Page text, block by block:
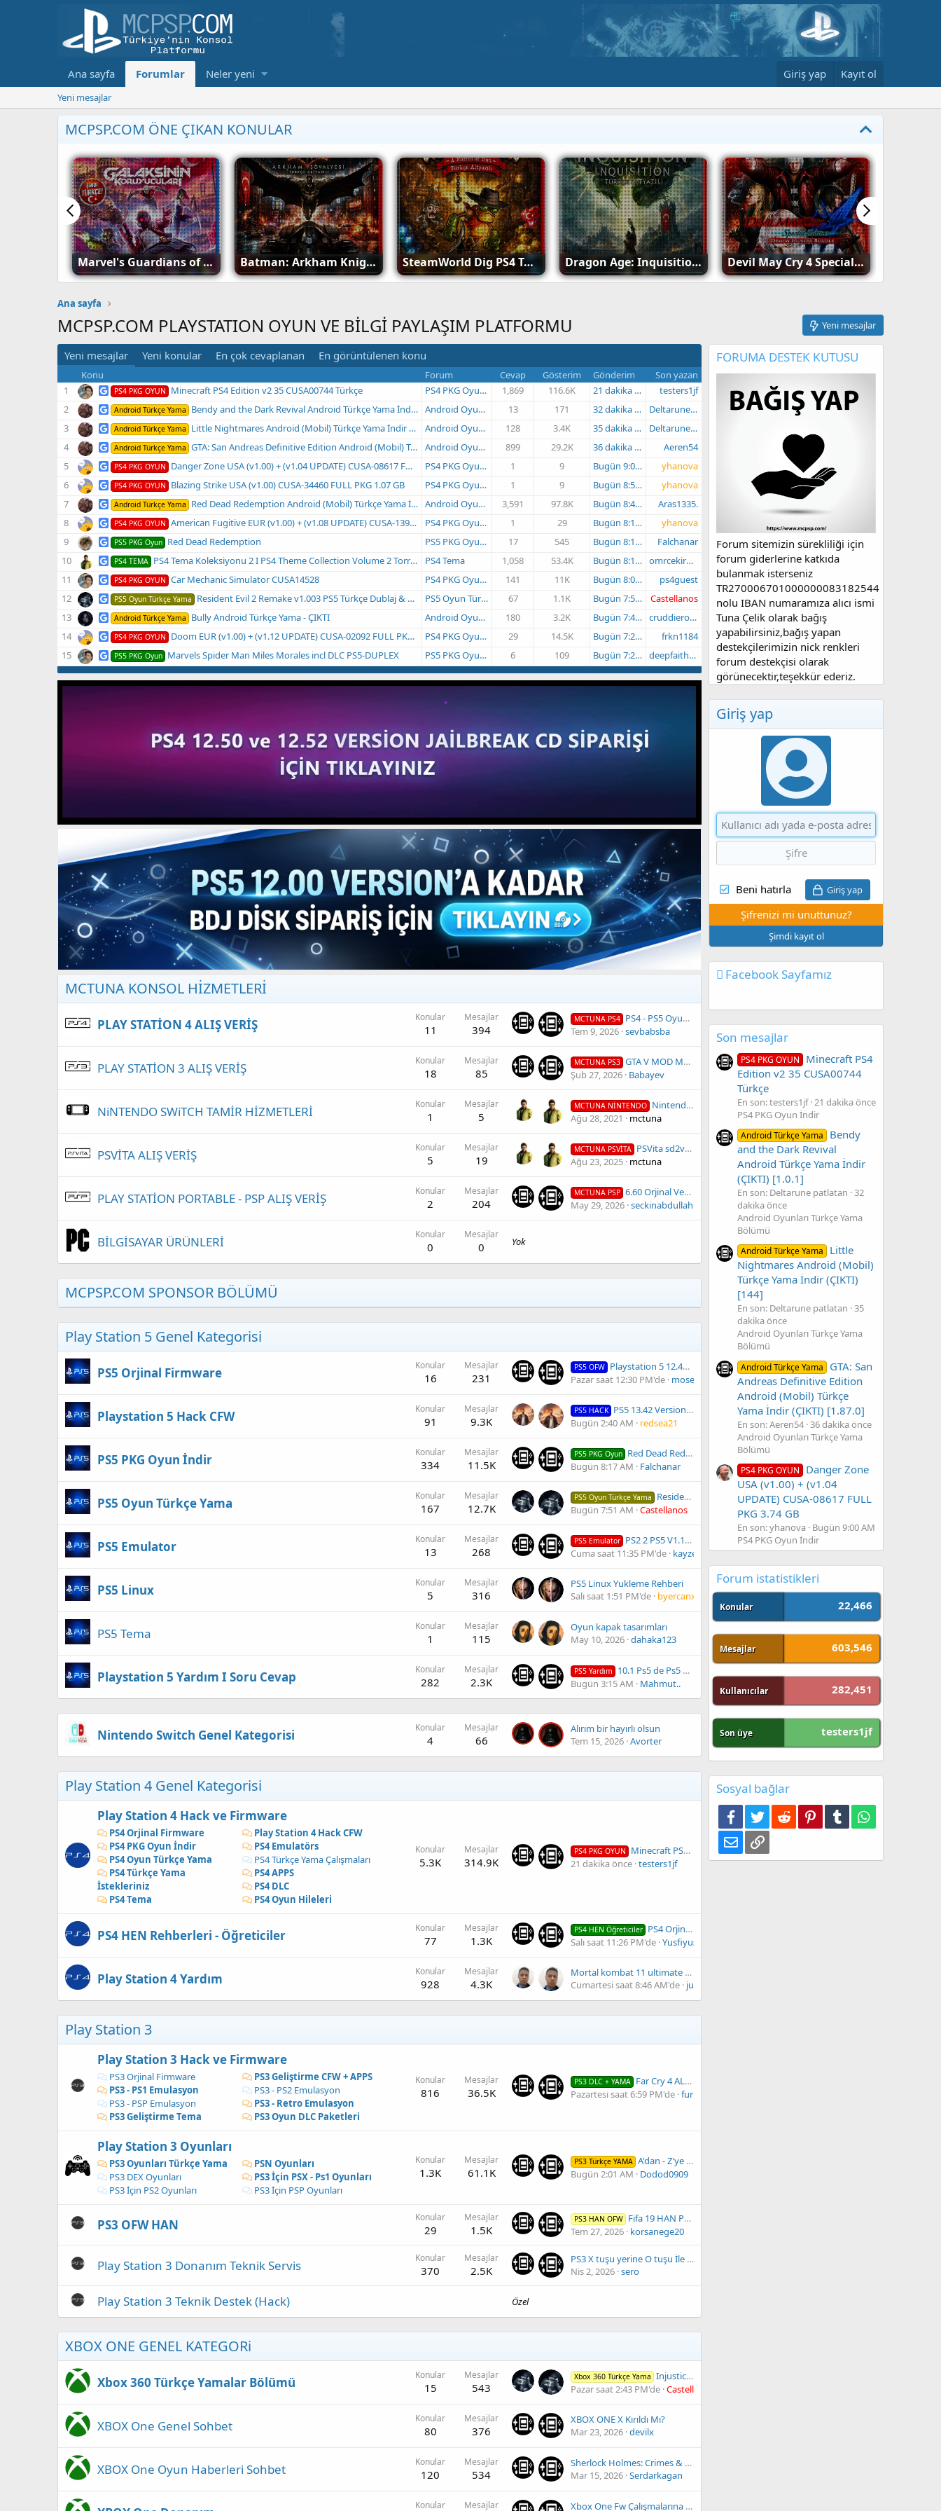
Ana sayfa Forumlar Neler yeni Giriş yap Kayıt ol
Yeni mesajlar
MCPSP.COM ÖNE ÇIKAN KONULAR
Dragon Age: Inquisition PS4 Türkçe Yama İndir (ÇIKTI) Devil May Cry 4 Special Edition PS5 & PS4 Türkçe Yama İndir (ÇIKTI) PS4 11.02 Jailbreak Webkit Çıktı GTA 5 PS5 Türkçe Yama İndir (ÇIKTI) (Hazırlanıyor) TAPE: Unveil the Memories PS5 Türkçe Yama İndir (ÇIKTI)
Ana sayfa
MCPSP.COM PLAYSTATION OYUN VE BİLGİ PAYLAŞIM PLATFORMU Yeni mesajlar
Yeni mesajlar Yeni konular En çok cevaplanan En görüntülenen konu
Konu Forum Cevap Gösterim Gönderim Son yazan
PS4 PKG OYUN Minecraft PS4 Edition v2 35 CUSA00744 Türkçe PS4 PKG Oyun İndir 1,869 116.6K 21 dakika önce testers1jf
Android Türkçe Yama Bendy and the Dark Revival Android Türkçe Yama İndir (ÇIKTI) [1.0.1] Android Oyunları Türkçe Yama Bölümü 13 171 32 dakika önce Deltarune patlatan
Android Türkçe Yama Little Nightmares Android (Mobil) Türkçe Yama İndir (ÇIKTI) [144] Android Oyunları Türkçe Yama Bölümü 128 3.4K 35 dakika önce Deltarune patlatan
Android Türkçe Yama GTA: San Andreas Definitive Edition Android (Mobil) Türkçe Yama İndir (ÇIKTI) [1.87.0] Android Oyunları Türkçe Yama Bölümü 899 29.2K 36 dakika önce Aeren54
PS4 PKG OYUN Danger Zone USA (v1.00) + (v1.04 UPDATE) CUSA-08617 FULL PKG 3.74 GB PS4 PKG Oyun İndir 1 9 Bugün 9:00 AM yhanova
PS4 PKG OYUN Blazing Strike USA (v1.00) CUSA-34460 FULL PKG 1.07 GB PS4 PKG Oyun İndir 1 9 Bugün 8:59 AM yhanova
Android Türkçe Yama Red Dead Redemption Android (Mobil) Türkçe Yama İndir (ÇIKTI) V2 [1.53.61003005] - 2026 ÖZEL Android Oyunları Türkçe Yama Bölümü 3,591 97.8K Bugün 8:43 AM Aras1335.
PS4 PKG OYUN American Fugitive EUR (v1.00) + (v1.08 UPDATE) CUSA-13958 FULL PKG 2.05 GB PS4 PKG Oyun İndir 1 29 Bugün 8:17 AM yhanova
PS5 PKG Oyun Red Dead Redemption PS5 PKG Oyun İndir 17 545 Bugün 8:17 AM Falchanar
PS4 TEMA PS4 Tema Koleksiyonu 2 I PS4 Theme Collection Volume 2 Torrent 4.61gb PS4 Tema 1,058 53.4K Bugün 8:10 AM omrcekirdekci
PS4 PKG OYUN Car Mechanic Simulator CUSA14528 PS4 PKG Oyun İndir 141 11K Bugün 8:05 AM ps4guest
PS5 Oyun Türkçe Yama Resident Evil 2 Remake v1.003 PS5 Türkçe Dublaj & Türkçe Yama İndir (ÇIKTI) PS5 Oyun Türkçe Yama 67 1.1K Bugün 7:51 AM Castellanos
Android Türkçe Yama Bully Android Türkçe Yama - ÇIKTI Android Oyunları Türkçe Yama Bölümü 180 3.2K Bugün 7:49 AM cruddierosprey
PS4 PKG OYUN Doom EUR (v1.00) + (v1.12 UPDATE) CUSA-02092 FULL PKG 73.6 GB PS4 PKG Oyun İndir 29 14.5K Bugün 7:27 AM frkn1184
PS5 PKG Oyun Marvels Spider Man Miles Morales incl DLC PS5-DUPLEX PS5 PKG Oyun İndir 6 109 Bugün 7:20 AM deepfaith012
MCTUNA KONSOL HİZMETLERİ
PLAY STATİON 4 ALIŞ VERİŞ Konular
11
Mesajlar
394
MCTUNA PS4 PS4 - PS5 Oyun Hard Disk Dolumu
Tem 9, 2026 sevbabsba
PLAY STATİON 3 ALIŞ VERİŞ Konular
18
Mesajlar
85
MCTUNA PS3 GTA V MOD MENÜ Bütün PS3 KONSOLLARI İÇİN
Şub 27, 2026 Babayev
NiNTENDO SWiTCH TAMİR HİZMETLERİ Konular
1
Mesajlar
5
MCTUNA NİNTENDO Nintendo Switch Brick Tamiri Yapıyoruz
Ağu 28, 2021
mctuna
PSVİTA ALIŞ VERİŞ Konular
5
Mesajlar
19
MCTUNA PSVİTA PSVita sd2vita Kart Satışımız Başladı
Ağu 23, 2025 mctuna
PLAY STATİON PORTABLE - PSP ALIŞ VERİŞ Konular
2
Mesajlar
204
MCTUNA PSP 6.60 Orjinal Versionlara ve Kırılmayan Bütün PSP Modelleri İçin Emulatör Oyunları 5564 Adet Oyun 50 TL
May 29, 2026 seckinabdullah
BİLGİSAYAR ÜRÜNLERİ Konular
0
Mesajlar
0 Yok
MCPSP.COM SPONSOR BÖLÜMÜ
Play Station 5 Genel Kategorisi
PS5 Orjinal Firmware Konular
16
Mesajlar
231
PS5 OFW Playstation 5 12.40 Firmware Yayımlandı
Pazar saat 12:30 PM'de mose
Playstation 5 Hack CFW Konular
91
Mesajlar
9.3K
PS5 HACK PS5 13.42 Version Kırıldı
Bugün 2:40 AM
redsea21
PS5 PKG Oyun İndir Konular
334
Mesajlar
11.5K
PS5 PKG Oyun Red Dead Redemption
Bugün 8:17 AM
Falchanar
PS5 Oyun Türkçe Yama Konular
167
Mesajlar
12.7K
PS5 Oyun Türkçe Yama
Resident Evil 2 Remake v1.003 PS5 Türkçe Dublaj & Türkçe Yama İndir (ÇIKTI)
Bugün 7:51 AM Castellanos
PS5 Emulator Konular
13
Mesajlar
268
PS5 Emulator PS2 2 PS5 V1.1 PS2 Oyunlarınızı PS5 İçin Convert Edin
Cuma saat 11:35 PM'de kayzer_sozee
PS5 Linux Konular
5
Mesajlar
316
PS5 Linux Yukleme Rehberi
Salı saat 1:51 PM'de byercanx
PS5 Tema Konular
1
Mesajlar
115
Oyun kapak tasarımları
May 10, 2026 dahaka123
Playstation 5 Yardım I Soru Cevap Konular
282
Mesajlar
2.3K
PS5 Yardım
10.1 Ps5 de Ps5 oyunlarını bir türlü oynayamamak
Bugün 3:15 AM
Mahmut..
Nintendo Switch Genel Kategorisi Konular
4
Mesajlar
66
Alırım bir hayırlı olsun
Tem 15, 2026 Avorter
Play Station 4 Genel Kategorisi
Play Station 4 Hack ve Firmware
PS4 Orjinal Firmware
Play Station 4 Hack CFW
PS4 PKG Oyun İndir
PS4 Emulatörs
PS4 Oyun Türkçe Yama
PS4 Türkçe Yama Çalışmaları
PS4 Türkçe Yama
İstekleriniz
PS4 APPS
PS4 DLC
PS4 Tema
PS4 Oyun Hileleri
Konular
5.3K
Mesajlar
314.9K
PS4 PKG OYUN
Minecraft PS4 Edition v2 35 CUSA00744 Türkçe
21 dakika önce testers1jf
PS4 HEN Rehberleri - Öğreticiler Konular
77
Mesajlar
1.3K
PS4 HEN Öğreticiler PS4 Orjinal Oyundan PKG Oluşturma
Salı saat 11:26 PM'de Yusfiyusfiyusfi
Play Station 4 Yardım Konular
928
Mesajlar
4.3K
Mortal kombat 11 ultimate CUSA11395
Cumartesi saat 8:46 AM'de julio cesar
Play Station 3
Play Station 3 Hack ve Firmware
PS3 Orjinal Firmware
PS3 Geliştirme CFW + APPS
PS3 - PS1 Emulasyon
PS3 - PS2 Emulasyon
PS3 - PSP Emulasyon
PS3 - Retro Emulasyon
PS3 Geliştirme Tema
PS3 Oyun DLC Paketleri
Konular
816
Mesajlar
36.5K
PS3 DLC + YAMA Far Cry 4 ALL DLC PACK Collection + GOLD FIX V2
Pazartesi saat 6:59 PM'de furkan78
Play Station 3 Oyunları
PS3 Oyunları Türkçe Yama
PSN Oyunları
PS3 DEX Oyunları
PS3 İçin PSX - Ps1 Oyunları
PS3 İçin PS2 Oyunları
PS3 İçin PSP Oyunları
Konular
1.3K
Mesajlar
61.1K
PS3 Türkçe YAMA A'dan - Z'ye PS3 Türkçe Yama Koleksiyonu
Bugün 2:01 AM
Dodod0909
PS3 OFW HAN Konular
29
Mesajlar
1.5K
PS3 HAN OFW Fifa 19 HAN PKG Oyun İndir
Tem 27, 2026 korsanege20
Play Station 3 Donanım Teknik Servis Konular
370
Mesajlar
2.5K
PS3 X tuşu yerine O tuşu İle oyunlara giriyo nasıl düzeltilir bu sorunr
Nis 2, 2026 sero
Play Station 3 Teknik Destek (Hack) Özel
XBOX ONE GENEL KATEGORi
Xbox 360 Türkçe Yamalar Bölümü Konular
15
Mesajlar
543
Xbox 360 Türkçe Yama Injustice: Gods Among Us Xbox 360 Türkçe Yama İndir (ÇIKTI)
Pazar saat 2:43 PM'de Castellanos
XBOX One Genel Sohbet Konular
80
Mesajlar
376
XBOX ONE X Kırıldı Mı?
Mar 23, 2026 devilx
XBOX One Oyun Haberleri Sohbet Konular
120
Mesajlar
534
Sherlock Holmes: Crimes & Punishments (XBOX ONE)
Mar 15, 2026 Serdarkagan
Konular Mesajlar Xbox One Fw Çalışmalarına Başlandı
FORUMA DESTEK KUTUSU
Forum sitemizin sürekliliği için
forum giderlerine katkıda
bulanmak isterseniz
TR270006701000000083182544
nolu IBAN numaramıza alıcı ismi
Tuna Çelik olarak bağış
yapabilirsiniz,bağış yapan
destekçilerimizin nick renkleri
forum destekçisi olarak
görünecektir,teşekkür ederiz.
Giriş yap
Beni hatırla Giriş yap
Şifrenizi mi unuttunuz?
Şimdi kayıt ol
Facebook Sayfamız
Son mesajlar
PS4 PKG OYUN
Minecraft PS4
Edition v2 35 CUSA00744
Türkçe
En son: testers1jf 21 dakika önce
PS4 PKG Oyun İndir
Android Türkçe Yama
Bendy
and the Dark Revival
Android Türkçe Yama İndir
(ÇIKTI) [1.0.1]
En son: Deltarune patlatan 32
dakika önce
Android Oyunları Türkçe Yama
Bölümü
Android Türkçe Yama
Little
Nightmares Android (Mobil)
Türkçe Yama İndir (ÇIKTI)
[144]
En son: Deltarune patlatan 35
dakika önce
Android Oyunları Türkçe Yama
Bölümü
Android Türkçe Yama
GTA: San
Andreas Definitive Edition
Android (Mobil) Türkçe
Yama İndir (ÇIKTI) [1.87.0]
En son: Aeren54 36 dakika önce
Android Oyunları Türkçe Yama
Bölümü
PS4 PKG OYUN
Danger Zone
USA (v1.00) + (v1.04
UPDATE) CUSA-08617 FULL
PKG 3.74 GB
En son: yhanova Bugün 9:00 AM
PS4 PKG Oyun İndir
Forum istatistikleri
Konular 22,466
Mesajlar 603,546
Kullanıcılar 282,451
Son üye testers1jf
Sosyal bağlar
Facebook
TwitterReddit PinterestTumblrWhatsApp
E-postaLink